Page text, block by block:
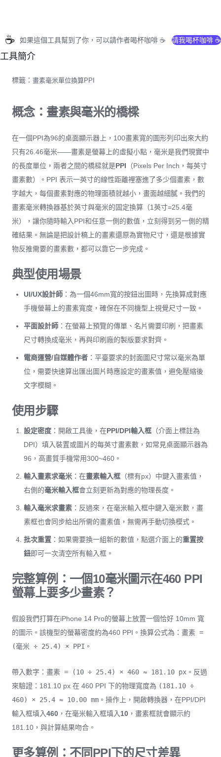
☕ 如果這個工具幫到了你，可以請作者喝杯咖啡 ☕ 請我喝杯咖啡 ☕
工具簡介
標籤： 畫素毫米單位換算PPI
概念：畫素與毫米的橋樑
在一個PPI為96的桌面顯示器上，100畫素寬的圖形列印出來大約
只有26.46毫米——畫素是螢幕上的虛擬小點，毫米是我們現實中
的長度單位，兩者之間的橋樑就是PPI （Pixels Per Inch，每英寸
畫素數）。PPI 表示一英寸的線性距離裡塞進了多少個畫素，數
字越大，每個畫素對應的物理面積就越小，畫面越細膩。我們的
畫素毫米轉換器基於英寸與毫米的固定換算（1英寸=25.4毫
米），讓你隨時輸入PPI和任意一側的數值，立刻得到另一側的精
確結果。無論是把設計稿上的畫素還原為實物尺寸，還是根據實
物反推需要的畫素數，都可以靠它一步完成。
典型使用場景
UI/UX設計師 ：為一個46mm寬的按鈕出圖時，先換算成對應
手機螢幕上的畫素寬度，確保在不同機型上視覺尺寸一致。
平面設計師 ：在螢幕上預覽的傳單、名片需要印刷，把畫素
尺寸轉換成毫米，再與印刷廠的製版要求對齊。
電商運營/自媒體作者 ：平臺要求的封面圖尺寸常以毫米為單
位，需要快速算出匯出圖片時應設定的畫素值，避免壓縮後
文字模糊。
使用步驟
設定密度 ：開啟工具後，在PPI/DPI輸入框 （介面上標註為
DPI）填入裝置或圖片的每英寸畫素數，如常見桌面顯示器為
96，高畫質手機常用300~460。
輸入畫素求毫米 ：在畫素輸入框 （標有px）中鍵入畫素值，
右側的毫米輸入框會立刻更新為對應的物理長度。
輸入毫米求畫素 ：反過來，在毫米輸入框中鍵入毫米數，畫
素框也會同步給出所需的畫素值，無需再手動切換模式。
批次重置 ：如果需要換一組新的數值，點選介面上的重置按
鈕即可一次清空所有輸入框。
完整算例：一個10毫米圖示在460 PPI
螢幕上要多少畫素？
假設我們打算在iPhone 14 Pro的螢幕上放置一個恰好 10mm 寬
的圖示。該機型的螢幕密度約為460 PPI。換算公式為： 畫素 =
(毫米 ÷ 25.4) × PPI 。
帶入數字： 畫素 = (10 ÷ 25.4) × 460 ≈ 181.10 px 。反過
來驗證：181.10 px 在 460 PPI 下的物理寬度為 (181.10 ÷
460) × 25.4 ≈ 10.00 mm 。操作上，開啟轉換器，在PPI/DPI
輸入框填入460 ，在毫米輸入框填入 10 ，畫素框就會顯示約
181.10，與計算結果吻合。
更多算例：不同PPI下的尺寸差異